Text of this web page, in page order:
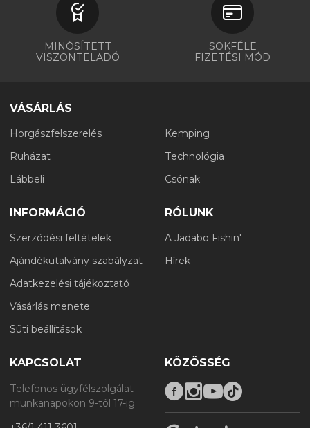
MINŐSÍTETT
VISZONTELADÓ
SOKFÉLE
FIZETÉSI MÓD
VÁSÁRLÁS
Horgászfelszerelés
Ruházat
Lábbeli
Kemping
Technológia
Csónak
INFORMÁCIÓ
Szerződési feltételek
Ajándékutalvány szabályzat
Adatkezelési tájékoztató
Vásárlás menete
Süti beállítások
RÓLUNK
A Jadabo Fishin'
Hírek
KAPCSOLAT
Telefonos ügyfélszolgálat
munkanapokon 9-től 17-ig
KÖZÖSSÉG